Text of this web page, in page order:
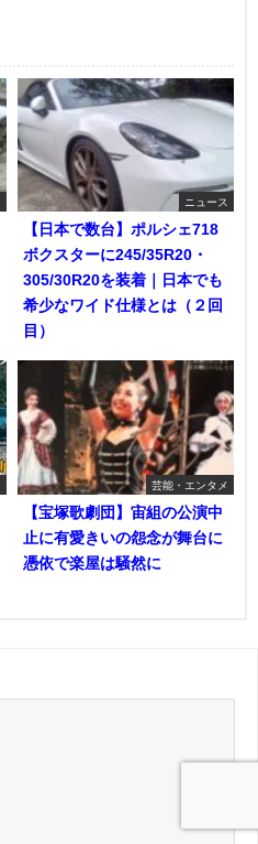
ニュース
【日本で数台】ポルシェ718
ボクスターに245/35R20・
305/30R20を装着｜日本でも
希少なワイド仕様とは（２回
目）
芸能・エンタメ
【宝塚歌劇団】宙組の公演中
止に有愛きいの怨念が舞台に
憑依で楽屋は騒然に